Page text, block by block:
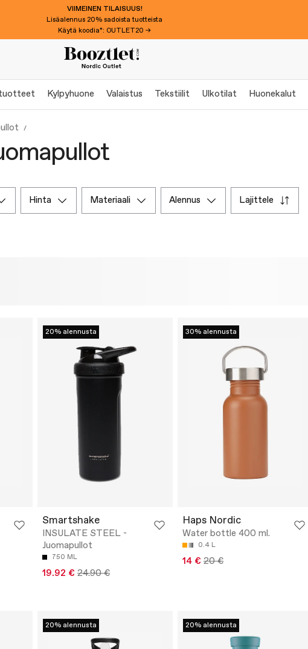
VIIMEINEN TILAISUUS!
Lisäalennus 20% sadoista tuotteista
Käytä koodia*: OUTLET20 →
Kylpyhuone Valaistus Tekstiilit Ulkotilat Huonekalut
hinta materiaali alennus lajittele
20% alennusta
Smartshake
INSULATE STEEL -
Juomapullot
750 ML
19.92 € 24.90 €
30% alennusta
Haps Nordic
Water bottle 400 ml.
0.4 L
14 € 20 €
20% alennusta 20% alennusta